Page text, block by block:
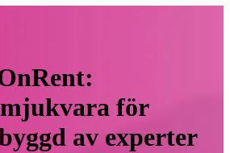
för
av experter